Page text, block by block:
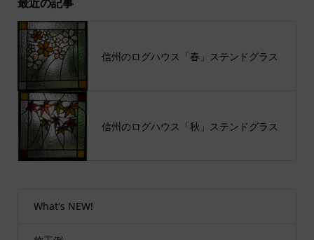
信州のログハウス「春」ステンドグラス
信州のログハウス「秋」ステンドグラス
What's NEW!